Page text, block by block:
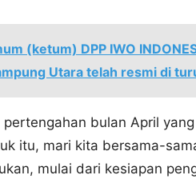
(ketum) DPP IWO
Utara telah resmi di
bulan April
itu, mari kita bersama-
mulai dari kesiapan